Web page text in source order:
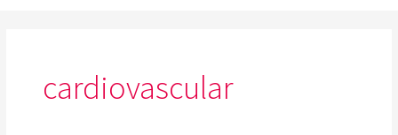
cardiovascular